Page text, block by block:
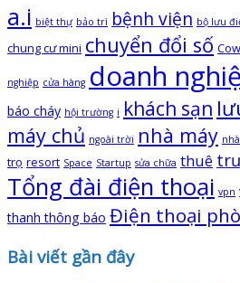
a.i biệt thự bảo trì bệnh viện bộ lưu
chung cư mini chuyển đổi số
nghiệp cửa hàng doanh
báo cháy hội trường i khách sạn
máy chủ ngoài trời nhà máy
trọ resort Space Startup sửa chữa thuê
Tổng đài điện thoại vpn
thanh thông báo Điện thoại
Bài viết gần đây